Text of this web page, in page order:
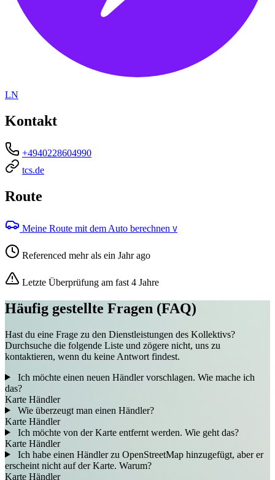
LN
Kontakt
+4940228604990
tcs.de
Route
Meine Route mit dem Auto berechnen V
Referenced mehr als ein Jahr ago
Letzte Überprüfung am fast 4 Jahre
Häufig gestellte Fragen (FAQ)
Hast du eine Frage zu den Dienstleistungen des Kollektivs?
Durchsuche die folgende Liste und zögere nicht, uns zu
kontaktieren, wenn du keine Antwort findest.
Ich möchte einen neuen Händler vorschlagen. Wie mache ich
das?
Karte Händler
Wie überzeugt man einen Händler?
Karte Händler
Ich möchte von der Karte entfernt werden. Wie geht das?
Karte Händler
Ich habe einen Händler zu OpenStreetMap hinzugefügt, aber er
erscheint nicht auf der Karte. Warum?
Karte Händler